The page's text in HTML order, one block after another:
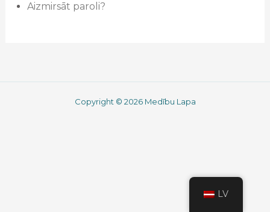
Aizmirsāt paroli?
Copyright © 2026 Medību Lapa
LV